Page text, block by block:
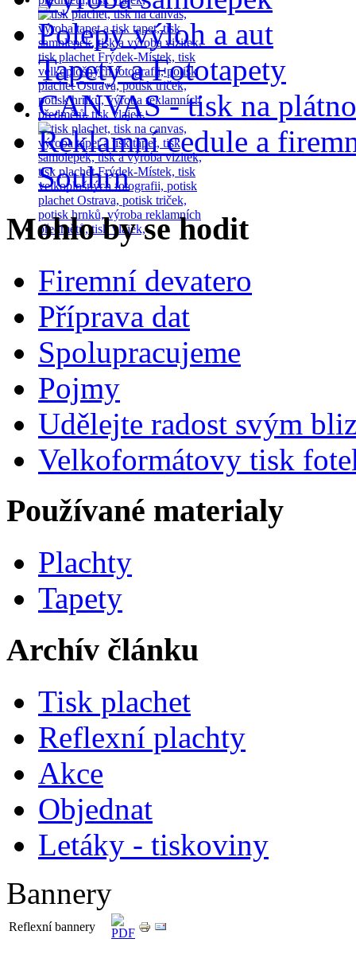
Polepy výloh a aut
Tapety a Fototapety
CANVAS - tisk na plátno
Reklamní cedule a
Souhrn
Mohlo by se hodit
Firemní devatero
Příprava dat
Spolupracujeme
Pojmy
Udělejte radost svým
Velkoformátovy tisk
Používané materialy
Plachty
Tapety
Archív článku
Tisk plachet
Reflexní plachty
Akce
Objednat
Letáky - tiskoviny
Bannery
Reflexní bannery